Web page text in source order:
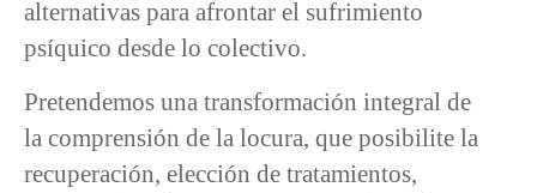
alternativas para afrontar el sufrimiento
psíquico desde lo colectivo.
Pretendemos una transformación integral de
la comprensión de la locura, que posibilite la
recuperación, elección de tratamientos,